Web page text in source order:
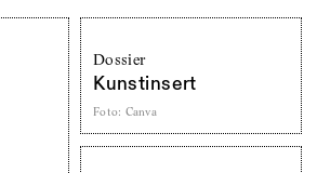
Dossier
Kunstinsert
Foto: Canva